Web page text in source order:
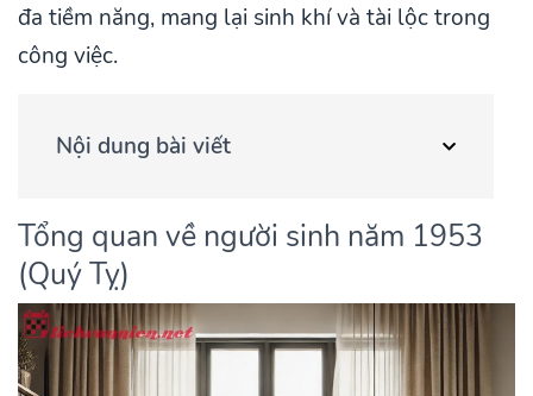
đa tiềm năng, mang lại sinh khí và tài lộc trong
công việc.
Nội dung bài viết
Tổng quan về người sinh năm 1953
(Quý Tỵ)